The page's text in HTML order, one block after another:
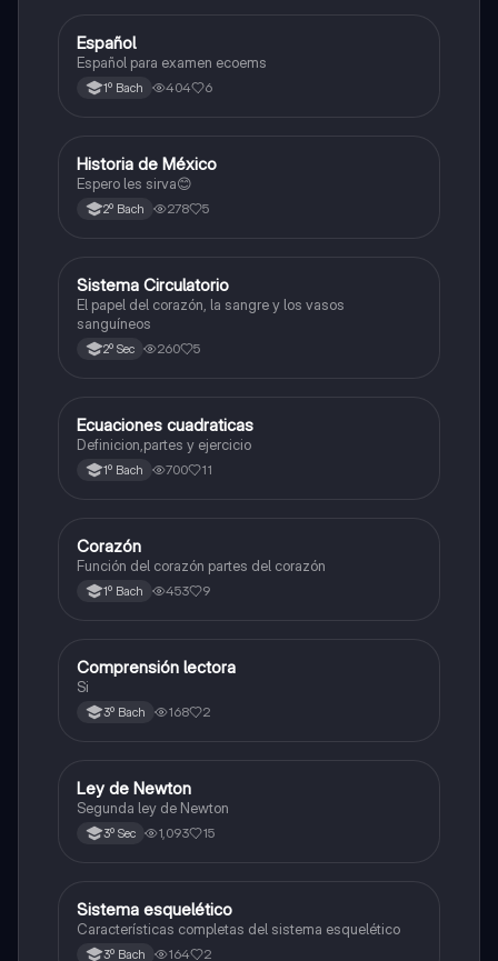
Otros
Español
Español para examen ecoems
1º Bach 404 6
Otros
Historia de México
Espero les sirva😊
2º Bach 278 5
Otros
Sistema Circulatorio
El papel del corazón, la sangre y los vasos
sanguíneos
2º Sec 260 5
Física
Ecuaciones cuadraticas
Definicion,partes y ejercicio
1º Bach 700 11
Otros
Corazón
Función del corazón partes del corazón
1º Bach 453 9
Otros
Comprensión lectora
Si
3º Bach 168 2
Física
Ley de Newton
Segunda ley de Newton
3º Sec 1,093 15
Biología
Sistema esquelético
Características completas del sistema esquelético
3º Bach 164 2